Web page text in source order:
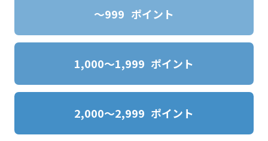
～999 ポイント
1,000～1,999 ポイント
2,000～2,999 ポイント